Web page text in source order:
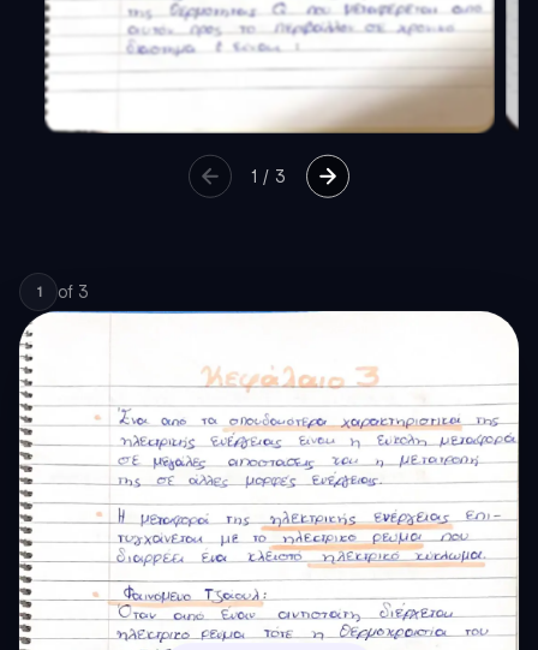
1 / 3
1 of 3